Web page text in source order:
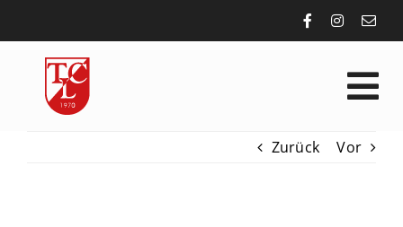
springen
Zurück Vor